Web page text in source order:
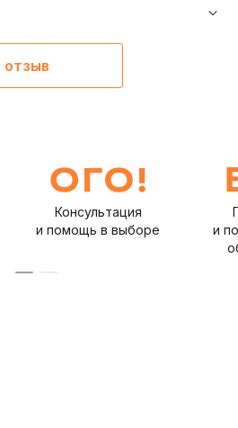
отзыв
Консультация
и помощь в выборе
и